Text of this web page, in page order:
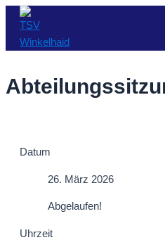
Zum
Inhalt
springen
Datum
26. März 2026
Abgelaufen!
Uhrzeit